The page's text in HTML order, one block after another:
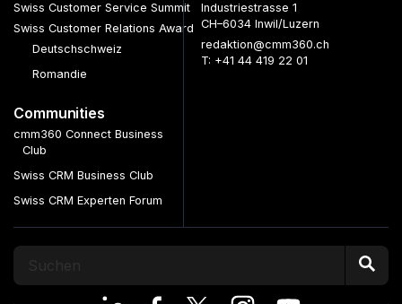
Swiss Customer Service Summit
Swiss Customer Relations Award
Deutschschweiz
Romandie
Communities
cmm360 Connect Business
Club
Swiss CRM Business Club
Swiss CRM Experten Forum
Industriestrasse 1
CH–6034 Inwil/Luzern
redaktion@cmm360.ch
T: +41 44 419 22 01